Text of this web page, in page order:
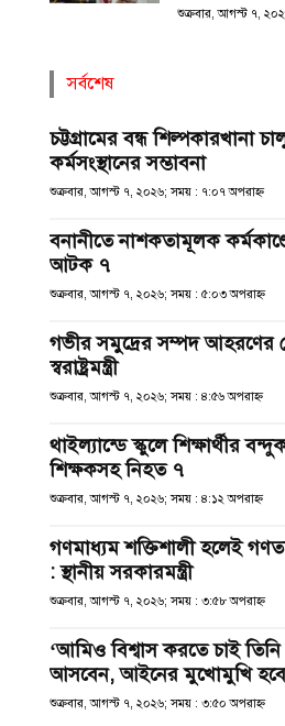
শুক্রবার, আগস্ট ৭,
সর্বশেষ
চট্টগ্রামের বন্ধ শিল্পকারখানা
কর্মসংস্থানের সম্ভাবনা
শুক্রবার, আগস্ট ৭, ২০২৬; সময় : ৭:০৭ অপরাহ্ণ
বনানীতে নাশকতামূলক
আটক ৭
শুক্রবার, আগস্ট ৭, ২০২৬; সময় : ৫:০৩ অপরাহ্ণ
গভীর সমুদ্রের সম্পদ আহরণের
স্বরাষ্ট্রমন্ত্রী
শুক্রবার, আগস্ট ৭, ২০২৬; সময় : ৪:৫৬ অপরাহ্ণ
থাইল্যান্ডে স্কুলে শিক্ষার্থীর
শিক্ষকসহ নিহত ৭
শুক্রবার, আগস্ট ৭, ২০২৬; সময় : ৪:১২ অপরাহ্ণ
গণমাধ্যম শক্তিশালী হলেই
: স্থানীয় সরকারমন্ত্রী
শুক্রবার, আগস্ট ৭, ২০২৬; সময় : ৩:৫৮ অপরাহ্ণ
‘আমিও বিশ্বাস করতে চাই তিনি
আসবেন, আইনের মুখোমুখি
শুক্রবার, আগস্ট ৭, ২০২৬; সময় : ৩:৫০ অপরাহ্ণ